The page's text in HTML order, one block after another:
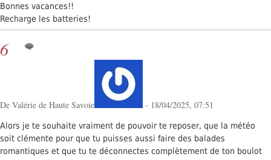
Bonnes vacances!!
Recharge les batteries!
6
De Valérie de Haute Savoie - 18/04/2025, 07:51
Alors je te souhaite vraiment de pouvoir te reposer, que la météo
soit clémente pour que tu puisses aussi faire des balades
romantiques et que tu te déconnectes complètement de ton boulot